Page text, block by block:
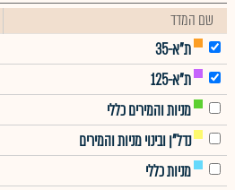
שם המדד
ת"א-35
ת"א-125
מניות והמירים כללי
נדל"ן ובינוי מניות והמירים
מניות כללי